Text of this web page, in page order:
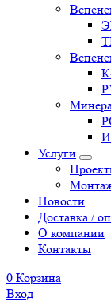
Услуги
Новости
Доставка /
О компании
Контакты
0 Корзина
Вход